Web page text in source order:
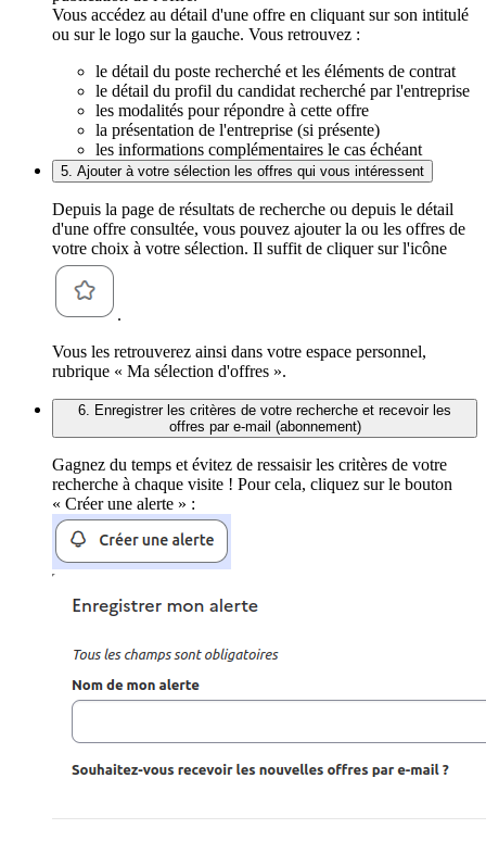
Vous accédez au détail d'une offre en cliquant sur son intitulé
ou sur le logo sur la gauche. Vous retrouvez :
le détail du poste recherché et les éléments de contrat
le détail du profil du candidat recherché par l'entreprise
les modalités pour répondre à cette offre
la présentation de l'entreprise (si présente)
les informations complémentaires le cas échéant
5. Ajouter à votre sélection les offres qui vous intéressent
Depuis la page de résultats de recherche ou depuis le détail
d'une offre consultée, vous pouvez ajouter la ou les offres de
votre choix à votre sélection. Il suffit de cliquer sur l'icône
.
Vous les retrouverez ainsi dans votre espace personnel,
rubrique « Ma sélection d'offres ».
6. Enregistrer les critères de votre recherche et recevoir les
offres par e-mail (abonnement)
Gagnez du temps et évitez de ressaisir les critères de votre
recherche à chaque visite ! Pour cela, cliquez sur le bouton
« Créer une alerte » :